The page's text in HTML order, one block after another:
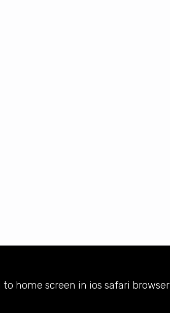
to home screen in ios safari